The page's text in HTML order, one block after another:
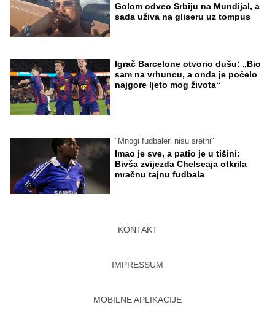
Golom odveo Srbiju na Mundijal, a
sada uživa na gliseru uz tompus
Igrač Barcelone otvorio dušu: „Bio
sam na vrhuncu, a onda je počelo
najgore ljeto mog života“
"Mnogi fudbaleri nisu sretni"
Imao je sve, a patio je u tišini:
Bivša zvijezda Chelseaja otkrila
mračnu tajnu fudbala
KONTAKT
IMPRESSUM
MOBILNE APLIKACIJE